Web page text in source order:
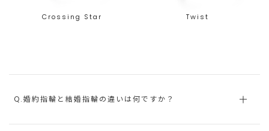
Crossing Star Twist
Q.婚約指輪と結婚指輪の違いは何ですか？